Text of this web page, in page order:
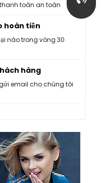
toán an toàn
hoàn tiền
nào trong vòng 30
hàng
email cho chúng tôi